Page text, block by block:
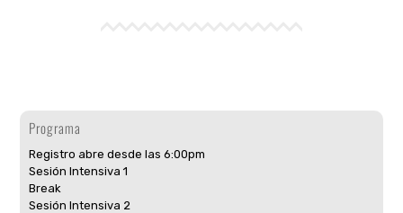
Programa
Registro abre desde las 6:00pm
Sesión Intensiva 1
Break
Sesión Intensiva 2